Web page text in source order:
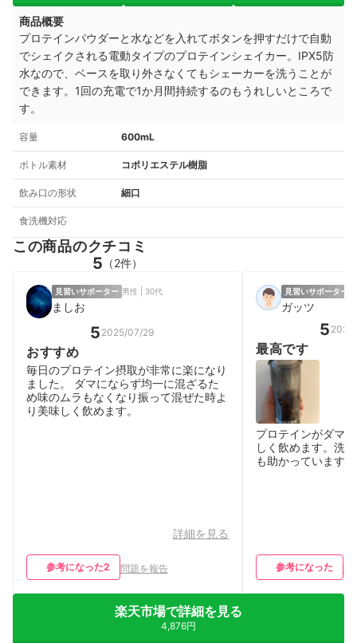
商品概要
プロテインパウダーと水などを入れてボタンを押すだけで自動
でシェイクされる電動タイプのプロテインシェイカー。IPX5防
水なので、ベースを取り外さなくてもシェーカーを洗うことが
できます。1回の充電で1か月間持続するのもうれしいところで
す。
容量 600mL
ボトル素材 コポリエステル樹脂
飲み口の形状 細口
食洗機対応
この商品のクチコミ
5 （2件）
見習いサポーター 男性 | 30代
ましお
5 2025/07/29
おすすめ
毎日のプロテイン摂取が非常に楽になり
ました。 ダマにならず均一に混ざるた
め味のムラもなくなり振って混ぜた時よ
り美味しく飲めます。
詳細を見る
参考になった2 問題を報告
見習いサポーター
ガッツ
5
最高です
プロテインがダマ
しく飲めます。洗
も助かっています
参考になった
楽天市場で詳細を見る
4,876円